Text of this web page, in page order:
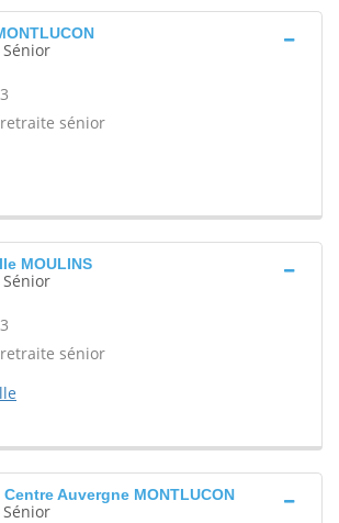
sénior
MOULINS
sénior
Auvergne MONTLUCON